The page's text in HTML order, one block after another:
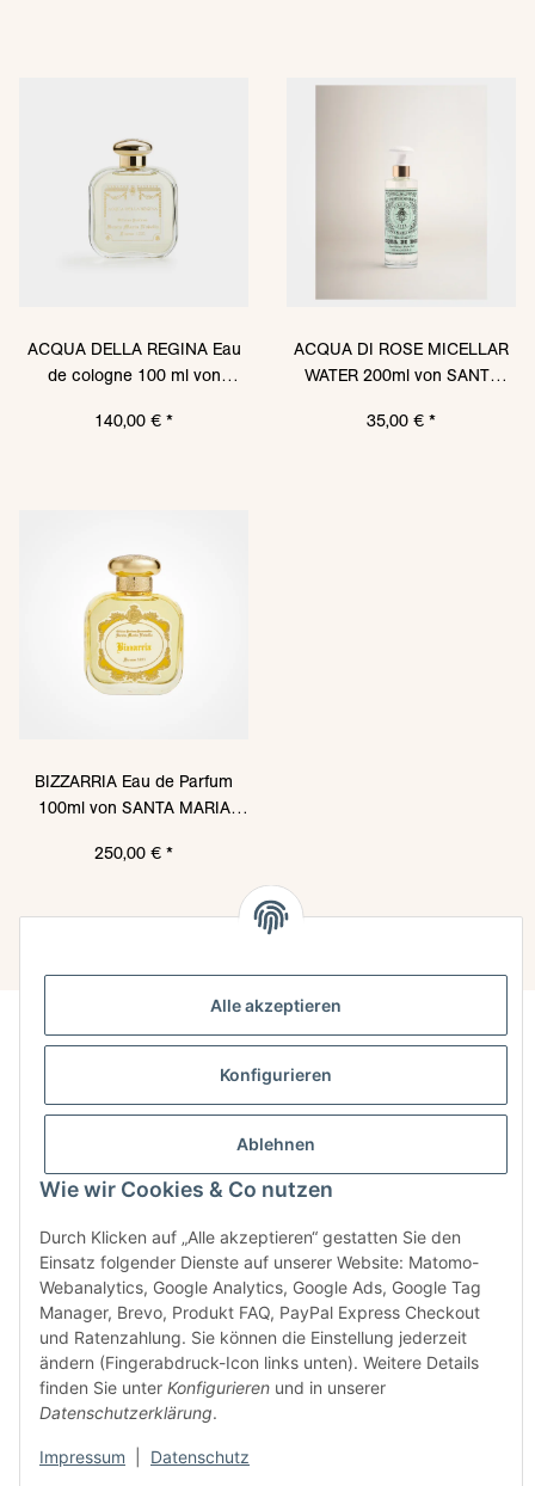
Alle akzeptieren
Konfigurieren
Ablehnen
Wie wir Cookies & Co nutzen
Durch Klicken auf „Alle akzeptieren“ gestatten Sie den
Einsatz folgender Dienste auf unserer Website: Matomo-
Webanalytics, Google Analytics, Google Ads, Google Tag
Manager, Brevo, Produkt FAQ, PayPal Express Checkout
und Ratenzahlung. Sie können die Einstellung jederzeit
ändern (Fingerabdruck-Icon links unten). Weitere Details
finden Sie unter Konfigurieren und in unserer
Datenschutzerklärung.
Impressum Datenschutz
ACQUA DELLA REGINA Eau
de cologne 100 ml von
140,00 € *
ACQUA DI ROSE MICELLAR
WATER 200ml von SANTA
35,00 € *
BIZZARRIA Eau de Parfum
100ml von SANTA MARIA
250,00 € *
BERLIN
Knaackstraße 26
Mo–Sa 10:00–20:00 Uhr
mail@mdc-cosmetic.com
Newsletter
Datenschutz
AGB
Kontakt